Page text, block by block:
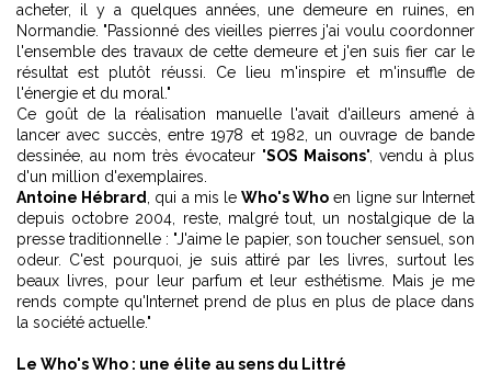
acheter, il y a quelques années, une demeure en ruines, en
Normandie. "Passionné des vieilles pierres j'ai voulu coordonner
l'ensemble des travaux de cette demeure et j'en suis fier car le
résultat est plutôt réussi. Ce lieu m'inspire et m'insuffle de
l'énergie et du moral."
Ce goût de la réalisation manuelle l'avait d'ailleurs amené à
lancer avec succès, entre 1978 et 1982, un ouvrage de bande
dessinée, au nom très évocateur "SOS Maisons", vendu à plus
d'un million d'exemplaires.
Antoine Hébrard
, qui a mis leWho's Who en ligne sur Internet
depuis octobre 2004, reste, malgré tout, un nostalgique de la
presse traditionnelle : "J'aime le papier, son toucher sensuel, son
odeur. C'est pourquoi, je suis attiré par les livres, surtout les
beaux livres, pour leur parfum et leur esthétisme. Mais je me
rends compte qu'Internet prend de plus en plus de place dans
la société actuelle."
Le Who's Who : une élite au sens du Littré